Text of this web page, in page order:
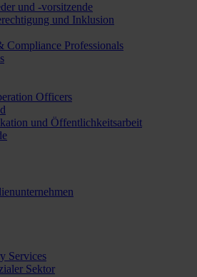
und -vorsitzende
und Inklusion
Compliance Professionals
Officers
und Öffentlichkeitsarbeit
Services
Sektor